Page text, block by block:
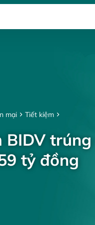
mại Tiết kiệm
BIDV
tỷ đồng